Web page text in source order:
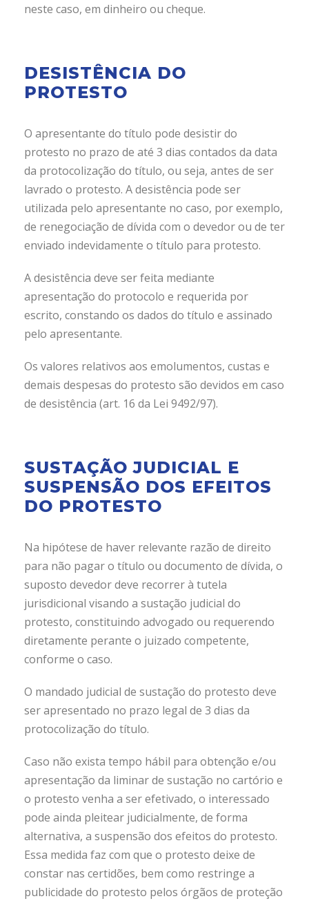
neste caso, em dinheiro ou cheque.
DESISTÊNCIA DO
PROTESTO
O apresentante do título pode desistir do
protesto no prazo de até 3 dias contados da data
da protocolização do título, ou seja, antes de ser
lavrado o protesto. A desistência pode ser
utilizada pelo apresentante no caso, por exemplo,
de renegociação de dívida com o devedor ou de ter
enviado indevidamente o título para protesto.
A desistência deve ser feita mediante
apresentação do protocolo e requerida por
escrito, constando os dados do título e assinado
pelo apresentante.
Os valores relativos aos emolumentos, custas e
demais despesas do protesto são devidos em caso
de desistência (art. 16 da Lei 9492/97).
SUSTAÇÃO JUDICIAL E
SUSPENSÃO DOS EFEITOS
DO PROTESTO
Na hipótese de haver relevante razão de direito
para não pagar o título ou documento de dívida, o
suposto devedor deve recorrer à tutela
jurisdicional visando a sustação judicial do
protesto, constituindo advogado ou requerendo
diretamente perante o juizado competente,
conforme o caso.
O mandado judicial de sustação do protesto deve
ser apresentado no prazo legal de 3 dias da
protocolização do título.
Caso não exista tempo hábil para obtenção e/ou
apresentação da liminar de sustação no cartório e
o protesto venha a ser efetivado, o interessado
pode ainda pleitear judicialmente, de forma
alternativa, a suspensão dos efeitos do protesto.
Essa medida faz com que o protesto deixe de
constar nas certidões, bem como restringe a
publicidade do protesto pelos órgãos de proteção